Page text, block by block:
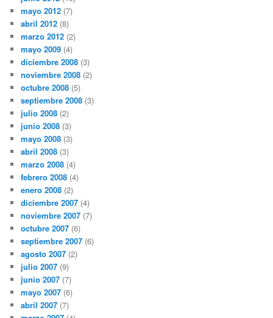
mayo 2012 (7)
abril 2012 (8)
marzo 2012 (2)
mayo 2009 (4)
diciembre 2008 (3)
noviembre 2008 (2)
octubre 2008 (5)
septiembre 2008 (3)
julio 2008 (2)
junio 2008 (3)
mayo 2008 (3)
abril 2008 (3)
marzo 2008 (4)
febrero 2008 (4)
enero 2008 (2)
diciembre 2007 (4)
noviembre 2007 (7)
octubre 2007 (6)
septiembre 2007 (6)
agosto 2007 (2)
julio 2007 (9)
junio 2007 (7)
mayo 2007 (6)
abril 2007 (7)